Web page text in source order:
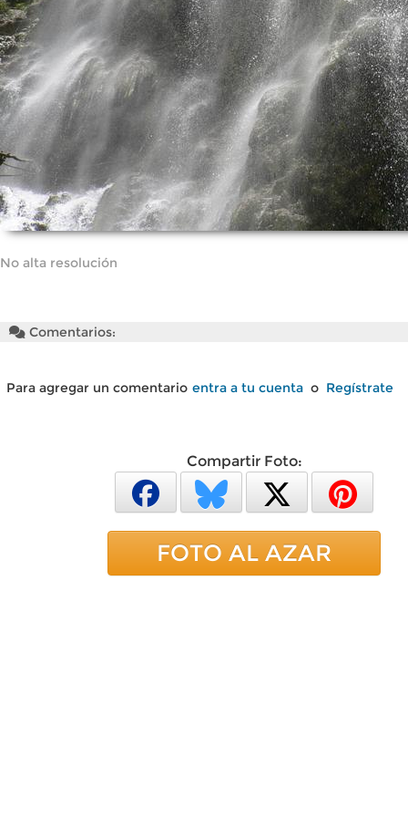
No alta resolución
Comentarios:
Para agregar un comentario entra a tu cuenta o Regístrate
Compartir Foto:
FOTO AL AZAR